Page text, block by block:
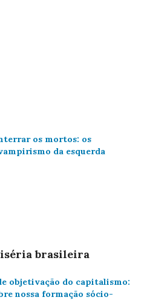
os mortos: os
da esquerda
brasileira
objetivação do capitalismo:
nossa formação sócio-